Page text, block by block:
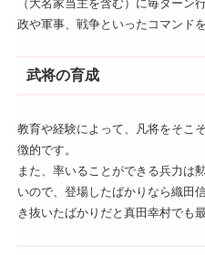
（大名家当主を含む）に毎ターン
政や軍事、戦争といったコマンド
武将の育成
教育や経験によって、凡将をそこ
徴的です。
また、率いることができる兵力は
いので、登場したばかりなら織田
き抜いたばかりだと真田幸村でも